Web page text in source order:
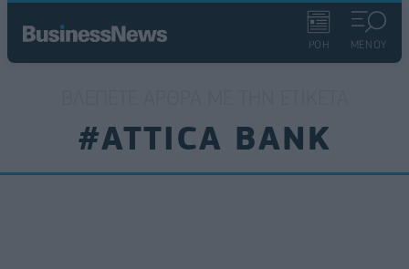
ΡΟΗ ΜΕΝΟΥ
#ATTICA BANK